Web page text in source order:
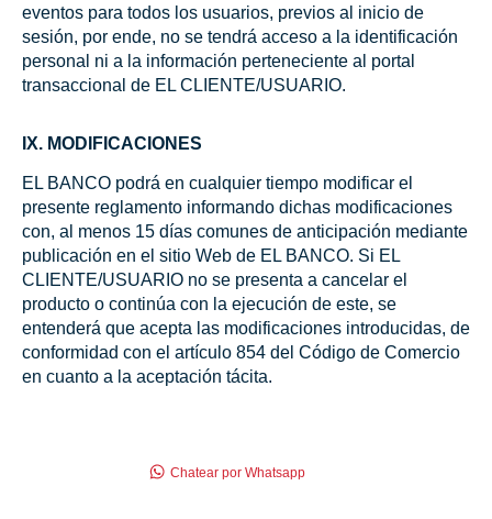
eventos para todos los usuarios, previos al inicio de
sesión, por ende, no se tendrá acceso a la identificación
personal ni a la información perteneciente al portal
transaccional de EL CLIENTE/USUARIO.
IX. MODIFICACIONES
EL BANCO podrá en cualquier tiempo modificar el
presente reglamento informando dichas modificaciones
con, al menos 15 días comunes de anticipación mediante
publicación en el sitio Web de EL BANCO. Si EL
CLIENTE/USUARIO no se presenta a cancelar el
producto o continúa con la ejecución de este, se
entenderá que acepta las modificaciones introducidas, de
conformidad con el artículo 854 del Código de Comercio
en cuanto a la aceptación tácita.
Chatear por Whatsapp